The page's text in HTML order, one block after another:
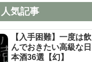
人気記事
【入手困難】一度は飲
んでおきたい高級な日
本酒36選【幻】